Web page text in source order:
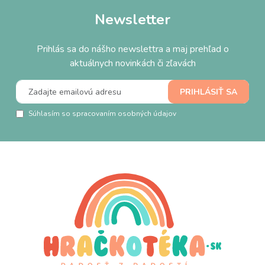
Newsletter
Prihlás sa do nášho newslettra a maj prehľad o
aktuálnych novinkách či zľavách
Súhlasím so spracovaním osobných údajov